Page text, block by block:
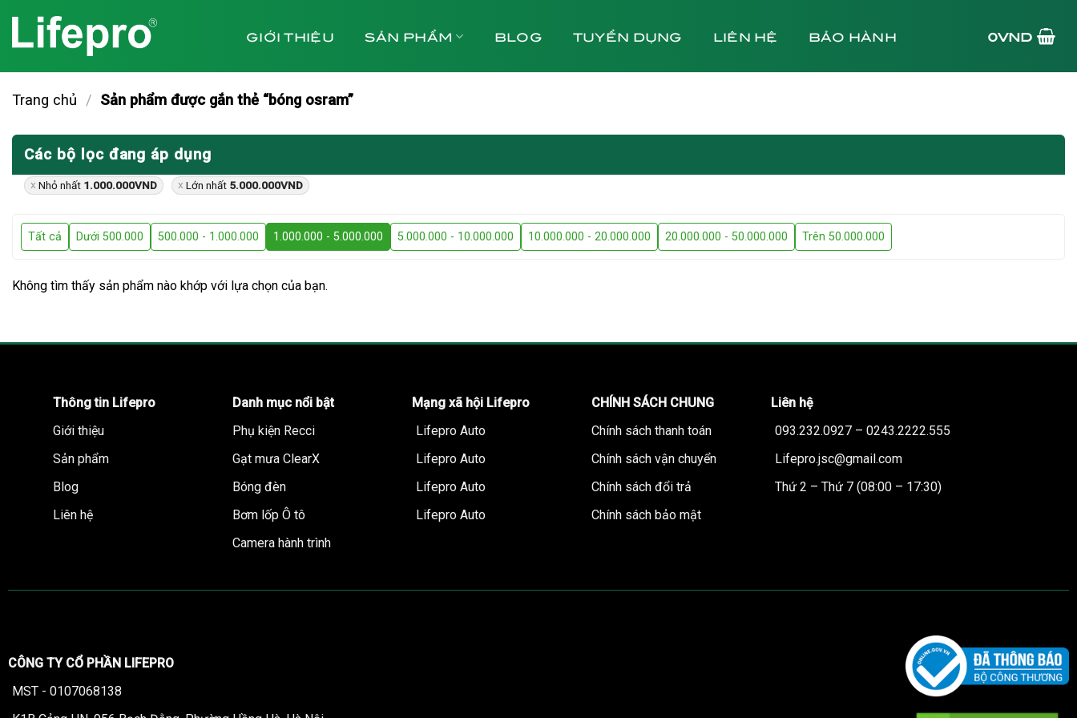
nội
dung
GIỚI THIỆU SẢN PHẨM BLOG TUYỂN DỤNG LIÊN HỆ BẢO HÀNH 0VND
Trang chủ / Sản phẩm được gắn thẻ “bóng osram”
Các bộ lọc đang áp dụng
Nhỏ nhất 1.000.000VND Lớn nhất 5.000.000VND
Tất cả Dưới 500.000 500.000 - 1.000.000 1.000.000 - 5.000.000 5.000.000 - 10.000.000 10.000.000 - 20.000.000 20.000.000 - 50.000.000 Trên 50.000.000
Không tìm thấy sản phẩm nào khớp với lựa chọn của bạn.
Thông tin Lifepro
Giới thiệu
Sản phẩm
Blog
Liên hệ
Danh mục nổi bật
Phụ kiện Recci
Gạt mưa ClearX
Bóng đèn
Bơm lốp Ô tô
Camera hành trình
Mạng xã hội Lifepro
Lifepro Auto
Lifepro Auto
Lifepro Auto
Lifepro Auto
CHÍNH SÁCH CHUNG
Chính sách thanh toán
Chính sách vận chuyển
Chính sách đổi trả
Chính sách bảo mật
Liên hệ
093.232.0927 – 0243.2222.555
Lifepro.jsc@gmail.com
Thứ 2 – Thứ 7 (08:00 – 17:30)
CÔNG TY CỔ PHẦN LIFEPRO
MST - 0107068138